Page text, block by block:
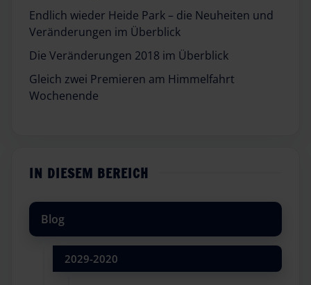
Endlich wieder Heide Park – die Neuheiten und
Veränderungen im Überblick
Die Veränderungen 2018 im Überblick
Gleich zwei Premieren am Himmelfahrt
Wochenende
IN DIESEM BEREICH
Blog
2029-2020